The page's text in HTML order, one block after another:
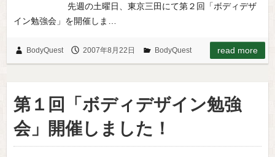
先週の土曜日、東京三田にて第２回「ボディデザ
イン勉強会」を開催しま…
BodyQuest 2007年8月22日 BodyQuest read more
第１回「ボディデザイン勉強
会」開催しました！